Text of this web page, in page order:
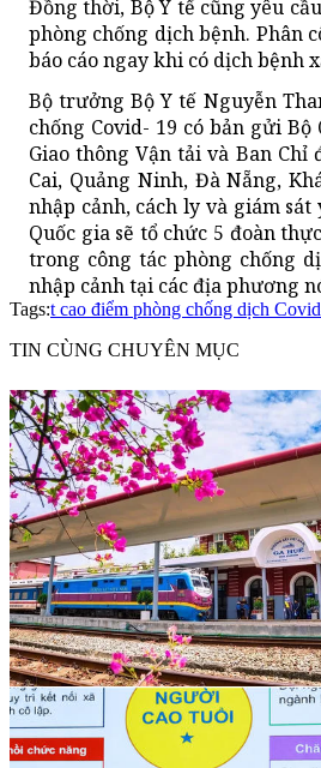
Đồng thời, Bộ Y tế cũng yêu
phòng chống dịch bệnh. Phân
báo cáo ngay khi có dịch bệnh
Bộ trưởng Bộ Y tế Nguyễn
chống Covid- 19 có bản gửi
Giao thông Vận tải và Ban Chỉ
Cai, Quảng Ninh, Đà Nẵng,
nhập cảnh, cách ly và giám
Quốc gia sẽ tổ chức 5 đoàn
trong công tác phòng chống
nhập cảnh tại các địa phương
Tags:t cao điểm phòng chống dịch
TIN CÙNG CHUYÊN MỤC